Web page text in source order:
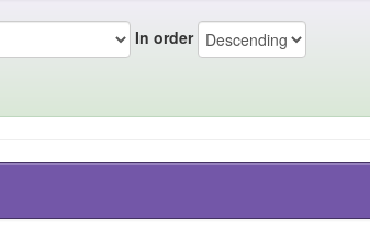
In order